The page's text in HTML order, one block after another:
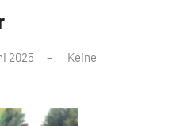
2025
Keine